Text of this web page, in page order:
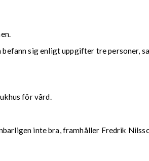
sig enligt uppgifter tre personer,
för vård.
inte bra, framhåller Fredrik